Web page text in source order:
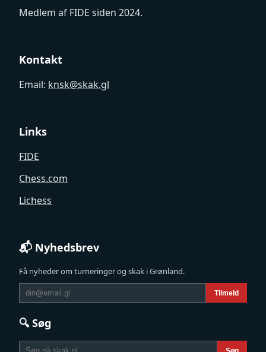
Medlem af FIDE siden 2024.
Kontakt
Email: knsk@skak.gl
Links
FIDE
Chess.com
Lichess
📬 Nyhedsbrev
Få nyheder om turneringer og skak i Grønland.
Tilmeld
🔍 Søg